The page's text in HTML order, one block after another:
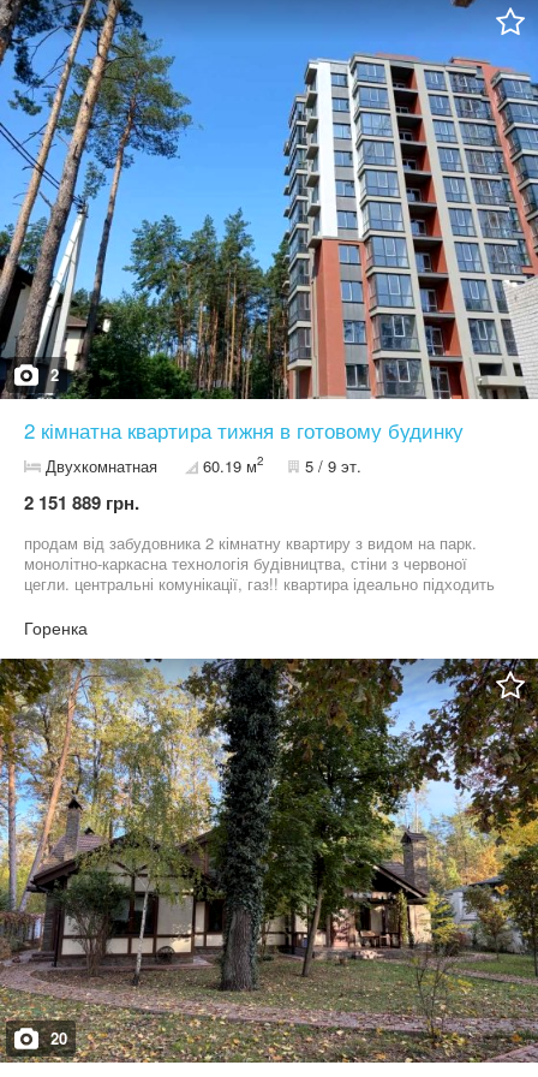
автономна каналізація, що не вимагає викачування,
централізоване водопостачання. В будинку також є: газовий
котел Vaillant, електрокотел, бойлер на 150 літрів, стабілізатор
напруги, двотарифний електролічильник, кондиціонери, підігрів
підлоги.Технологічно будинок може опалюватись, як дві
незалежні частини. Зручний заїзд з паркуванням двох машин, є
підсобне приміщення з погребом, затишний дворик і плодові
дерева. Поруч озеро, паркова зона відпочинку, зупинка
громадського транспорту; 17 трамвай до ст. Оболонь, 12
трамвай до ст.м.Контрактова площа, магазини. ціна 175000 у.о.
можливий торг | Ексклюзивний договір
2
2 кімнатна квартира тижня в готовому будинку
Двухкомнатная 60.19 м2 5 / 9 эт.
2 151 889 грн.
продам від забудовника 2 кімнатну квартиру з видом на парк.
монолітно-каркасна технологія будівництва, стіни з червоної
цегли. центральні комунікації, газ!! квартира ідеально підходить
Розтермінування до 24 місяців — 800$/м² без % для покупця без
комісії. телефонуйте в зручний для вас час!
Горенка
20